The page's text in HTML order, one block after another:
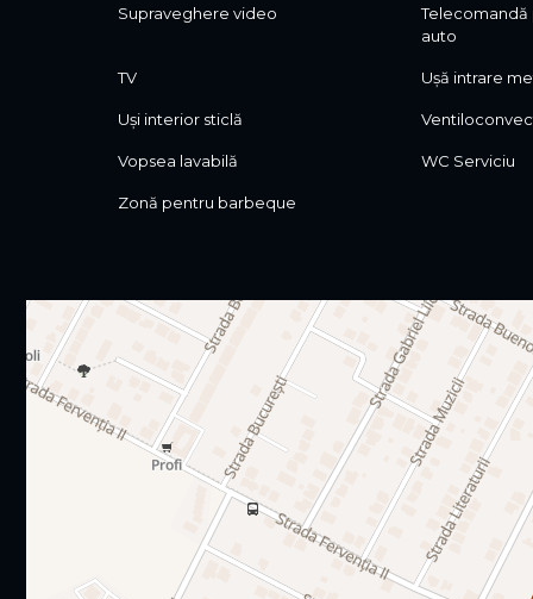
Supraveghere video
auto
TV Ușă intrare
Uși interior sticlă
Vopsea lavabilă WC Serviciu
Zonă pentru barbeque